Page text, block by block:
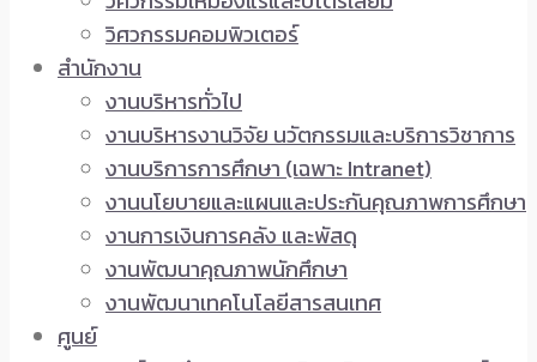
วิศวกรรมคอมพิวเตอร์
สำนักงาน
งานบริหารทั่วไป
งานบริหารงานวิจัย นวัตกรรมและบริการวิชาการ
งานบริการการศึกษา (เฉพาะ Intranet)
งานนโยบายและแผนและประกันคุณภาพการศึกษา
งานการเงินการคลัง และพัสดุ
งานพัฒนาคุณภาพนักศึกษา
งานพัฒนาเทคโนโลยีสารสนเทศ
ศูนย์